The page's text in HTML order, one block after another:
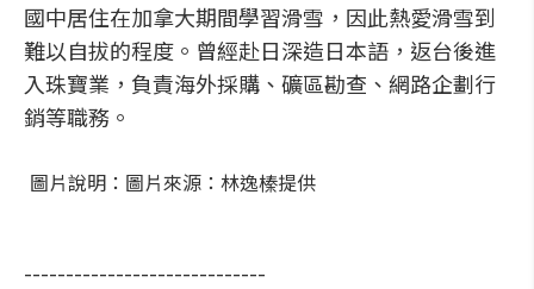
國中居住在加拿大期間學習滑雪，因此熱愛滑雪到
難以自拔的程度。曾經赴日深造日本語，返台後進
入珠寶業，負責海外採購、礦區勘查、網路企劃行
銷等職務。
圖片說明：圖片來源：林逸榛提供
-----------------------------